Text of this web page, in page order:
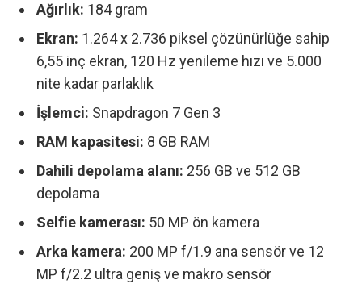
Ağırlık: 184 gram
Ekran: 1.264 x 2.736 piksel çözünürlüğe sahip
6,55 inç ekran, 120 Hz yenileme hızı ve 5.000
nite kadar parlaklık
İşlemci: Snapdragon 7 Gen 3
RAM kapasitesi: 8 GB RAM
Dahili depolama alanı: 256 GB ve 512 GB
depolama
Selfie kamerası: 50 MP ön kamera
Arka kamera: 200 MP f/1.9 ana sensör ve 12
MP f/2.2 ultra geniş ve makro sensör